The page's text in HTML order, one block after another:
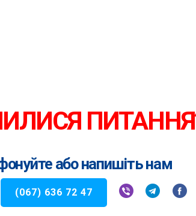
або напишіть нам
(067) 636 72 47